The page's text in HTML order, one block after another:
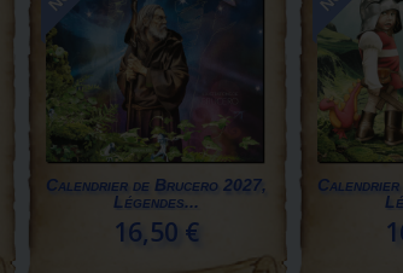
Calendrier de Brucero 2027,
Légendes...
16,50 €
Calendrier